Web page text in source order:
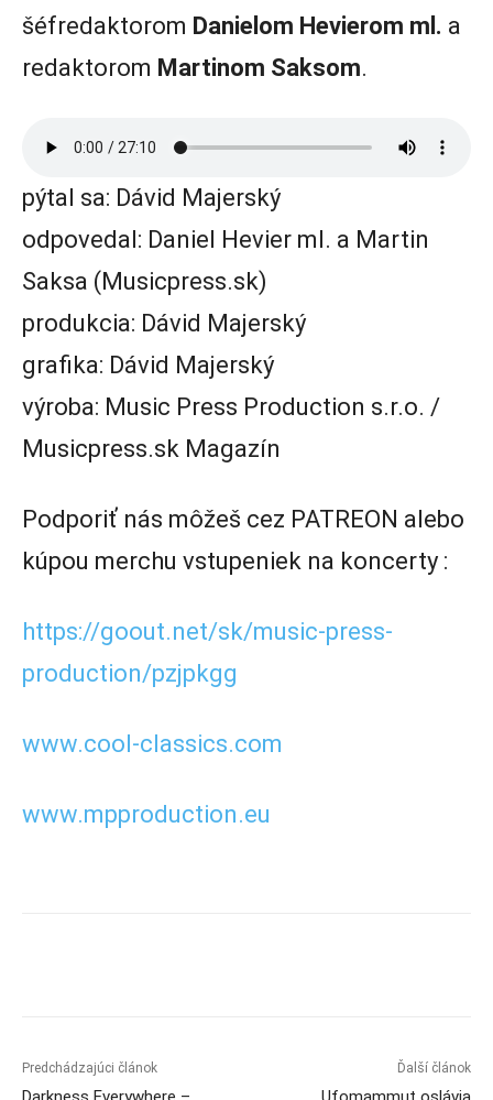
šéfredaktorom Danielom Hevierom ml. a
redaktorom Martinom Saksom.
pýtal sa: Dávid Majerský
odpovedal: Daniel Hevier ml. a Martin
Saksa (Musicpress.sk)
produkcia: Dávid Majerský
grafika: Dávid Majerský
výroba: Music Press Production s.r.o. /
Musicpress.sk Magazín
Podporiť nás môžeš cez PATREON alebo
kúpou merchu vstupeniek na koncerty :
https://goout.net/sk/music-press-
production/pzjpkgg
www.cool-classics.com
www.mpproduction.eu
Predchádzajúci článok Ďalší článok